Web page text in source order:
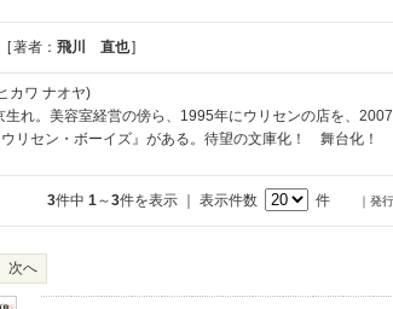
[ 著者： 飛川 直也]
カワ ナオヤ)
生れ。美容室経営の傍ら、1995年にウリセンの店を、
リセン・ボーイズ』がある。待望の文庫化！ 舞台化！
3件中 1～3件を表示 ｜ 表示件数 件 ｜発
次へ